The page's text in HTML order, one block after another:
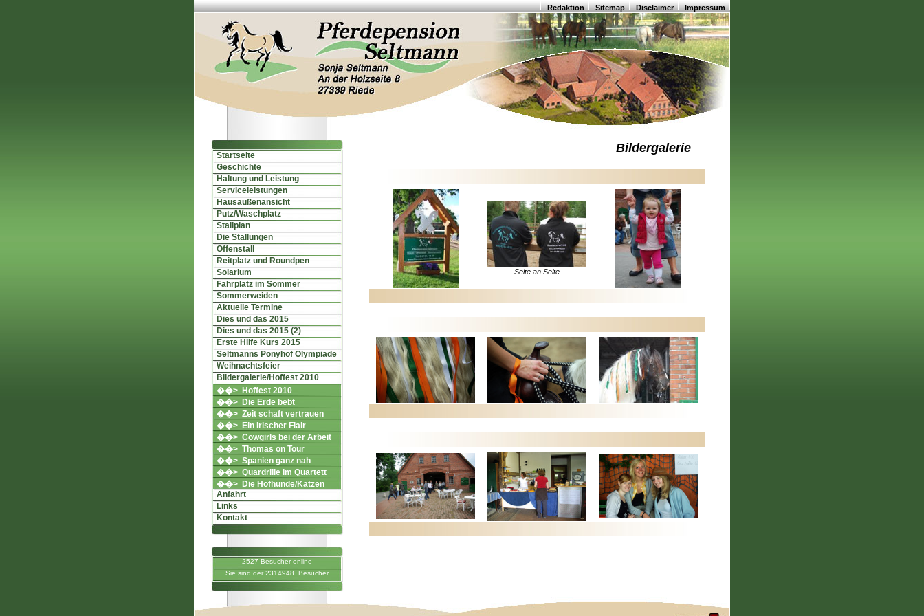
Redaktion Sitemap Disclaimer Impressum
Startseite
Geschichte
Haltung und Leistung
Serviceleistungen
Hausaußenansicht
Putz/Waschplatz
Stallplan
Die Stallungen
Offenstall
Reitplatz und Roundpen
Solarium
Fahrplatz im Sommer
Sommerweiden
Aktuelle Termine
Dies und das 2015
Dies und das 2015 (2)
Erste Hilfe Kurs 2015
Seltmanns Ponyhof Olympiade
Weihnachtsfeier
Bildergalerie/Hoffest 2010
��> Hoffest 2010
��> Die Erde bebt
��> Zeit schaft vertrauen
��> Ein Irischer Flair
��> Cowgirls bei der Arbeit
��> Thomas on Tour
��> Spanien ganz nah
��> Quardrille im Quartett
��> Die Hofhunde/Katzen
Anfahrt
Links
Kontakt
2527 Besucher online
Sie sind der 2314948. Besucher
Bildergalerie
Seite an Seite